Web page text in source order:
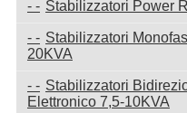
Stabilizzatori Power
Stabilizzatori
20KVA
Stabilizzatori
Elettronico 7,5-10KVA